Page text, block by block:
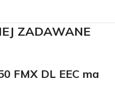
ZADAWANE
FMX DL EEC ma